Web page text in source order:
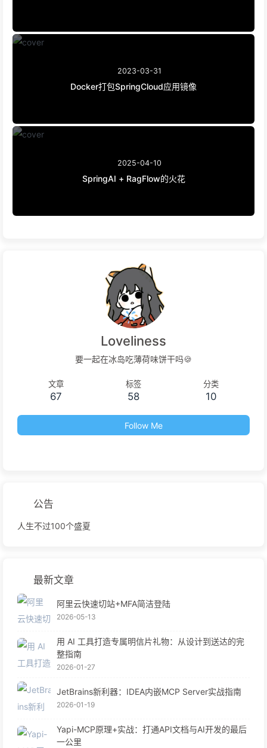
2023-03-31
Docker打包SpringCloud应用镜像
2025-04-10
SpringAI + RagFlow的火花
Loveliness
要一起在冰岛吃薄荷味饼干吗🍪
文章
67
标签
58
分类
10
Follow Me
公告
人生不过100个盛夏
最新文章
阿里云快速切站+MFA简洁登陆
2026-05-13
用 AI 工具打造专属明信片礼物：从设计到送达的完
整指南
2026-01-27
JetBrains新利器：IDEA内嵌MCP Server实战指南
2026-01-19
Yapi-MCP原理+实战：打通API文档与AI开发的最后
一公里